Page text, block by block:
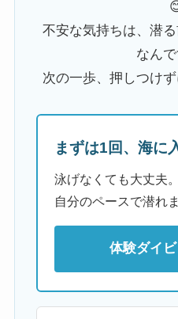
不安な気持ちは、潜
なんで
次の一歩、押しつけ
まずは1回、海に
泳げなくても大丈夫
自分のペースで潜れ
体験ダイ